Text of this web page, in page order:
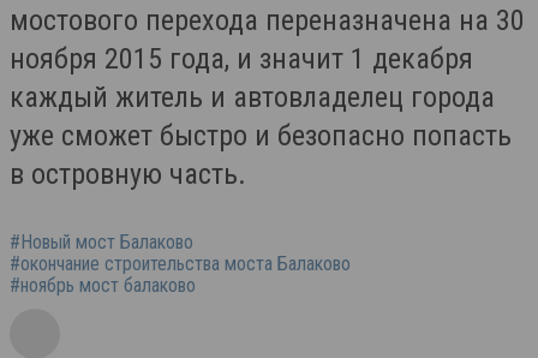
мостового перехода переназначена на 30
ноября 2015 года, и значит 1 декабря
каждый житель и автовладелец города
уже сможет быстро и безопасно попасть
в островную часть.
#Новый мост Балаково
#окончание строительства моста Балаково
#ноябрь мост балаково